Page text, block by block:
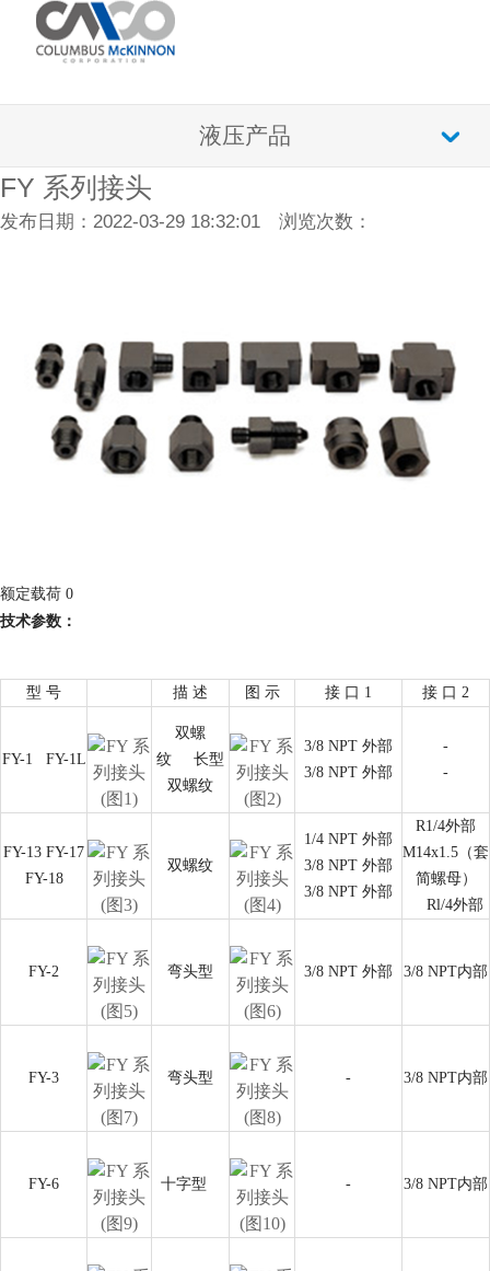
液压产品
FY 系列接头
发布日期：2022-03-29 18:32:01 浏览次数：
额定载荷 0
技术参数：
型 号 描 述 图 示 接 口 1 接 口 2
FY-1 FY-1L
双螺
纹
长型
双螺纹
3/8 NPT 外部
3/8 NPT 外部
-
-
FY-13 FY-17
FY-18
双螺纹
1/4 NPT 外部
3/8 NPT 外部
3/8 NPT 外部
R1/4外部
M14x1.5（套
简螺母）
Rl/4外部
FY-2 弯头型 3/8 NPT 外部 3/8 NPT内部
FY-3 弯头型 - 3/8 NPT内部
FY-6 十字型 - 3/8 NPT内部